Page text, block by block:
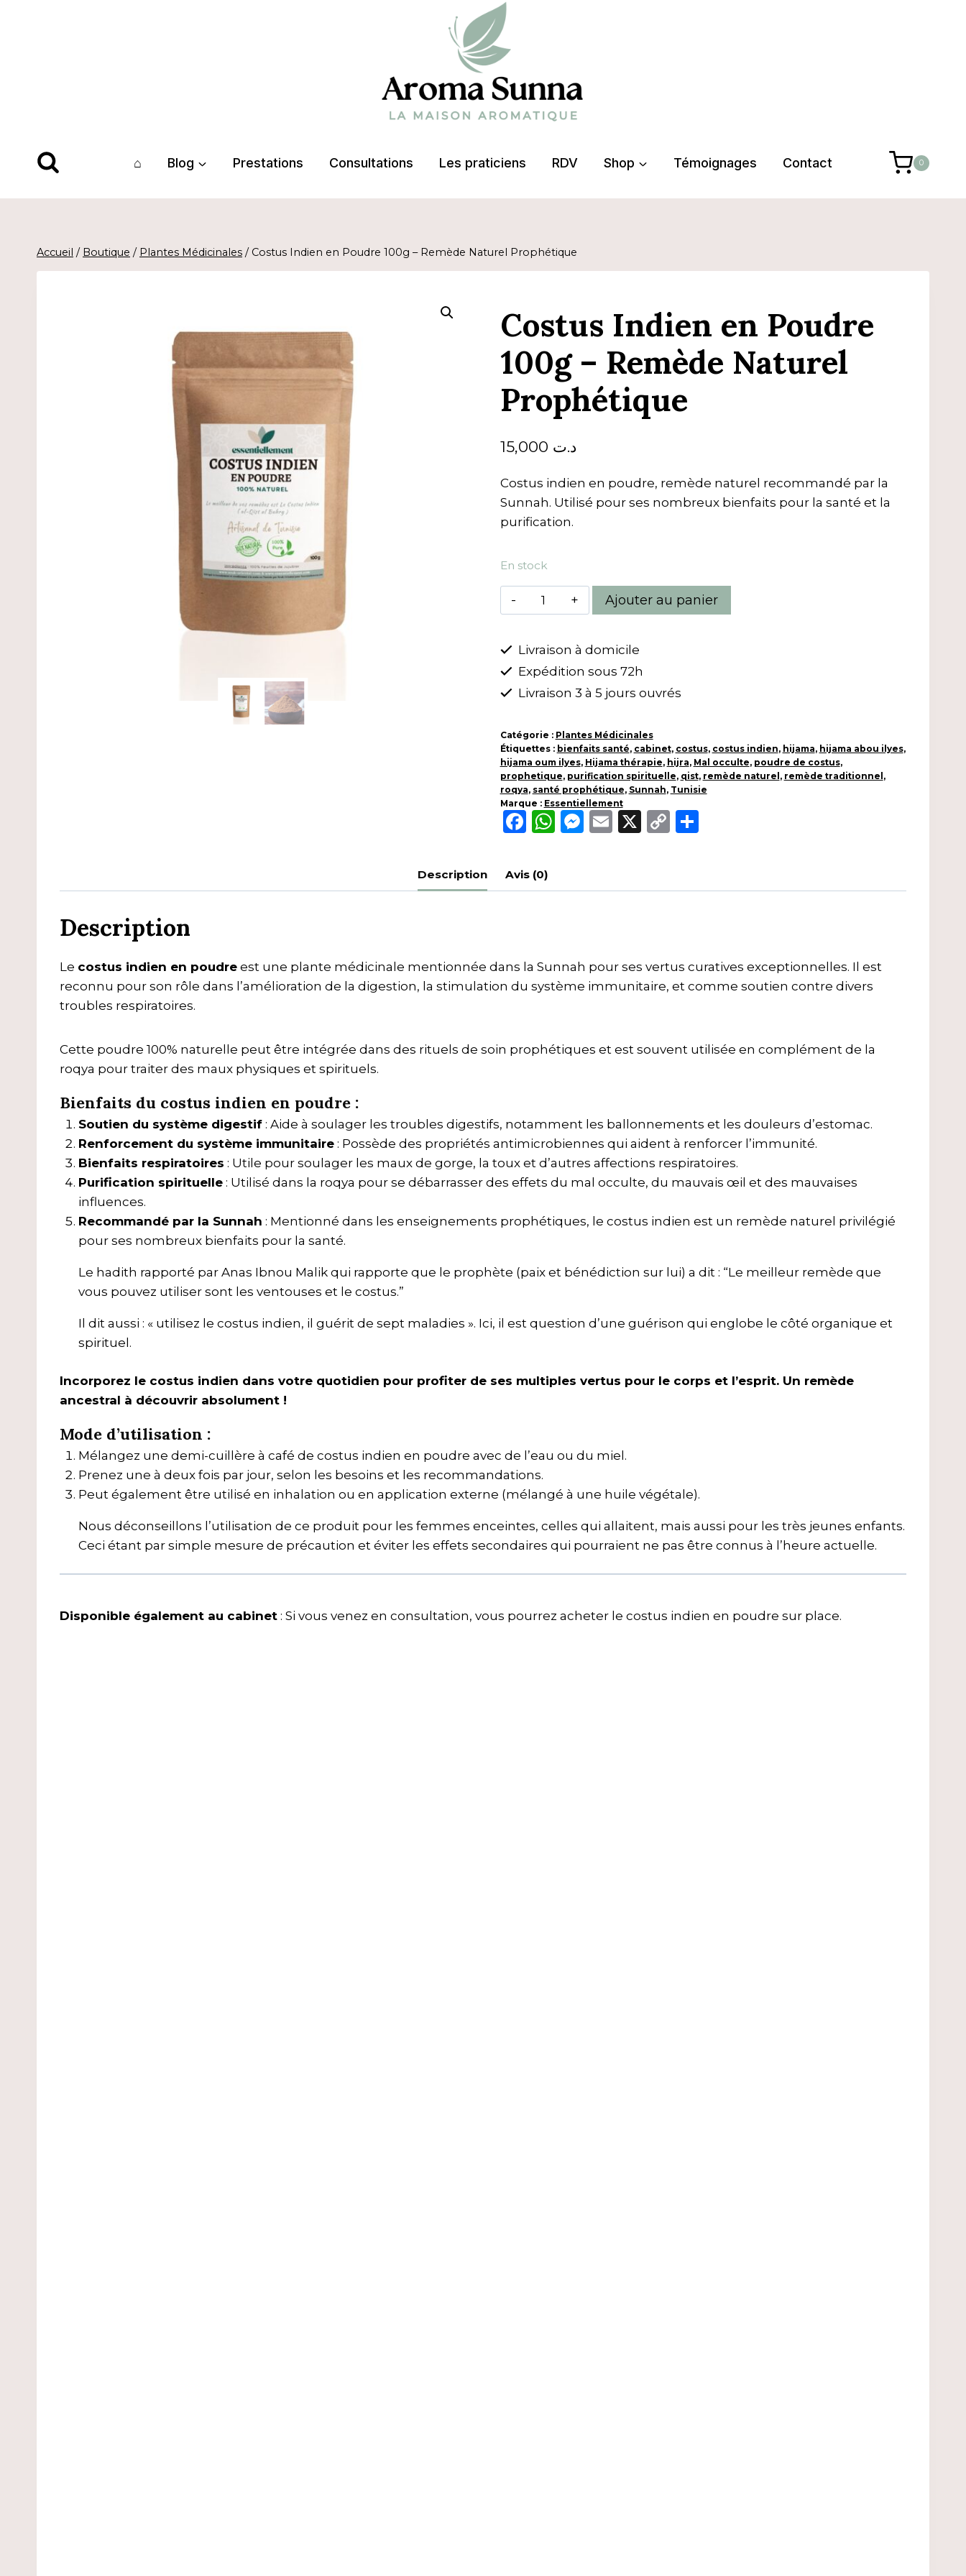
⌂ Blog Prestations Consultations Les praticiens RDV Shop Témoignages Contact 0
Accueil / Boutique / Plantes Médicinales / Costus Indien en Poudre 100g – Remède Naturel Prophétique
Costus Indien en Poudre
100g – Remède Naturel
Prophétique
د.ت
Costus indien en poudre, remède naturel recommandé par la
Sunnah. Utilisé pour ses nombreux bienfaits pour la santé et la
purification.
En stock
quantité
de
Indien
en
Poudre
-
Remède
Naturel
Prophétique
Ajouter au panier
Livraison à domicile
Expédition sous 72h
Livraison 3 à 5 jours ouvrés
Catégorie : Plantes Médicinales
Étiquettes : bienfaits santé, cabinet, costus, costus indien, hijama, hijama abou ilyes,
hijama oum ilyes, Hijama thérapie, hijra, Mal occulte, poudre de costus,
prophetique, purification spirituelle, qist, remède naturel, remède traditionnel,
roqya, santé prophétique, Sunnah, Tunisie
Marque : Essentiellement
Facebook
WhatsApp
Messenger
Email
X CopyPartager
Description Avis (0)
Description
Le costus indien en poudre est une plante médicinale mentionnée dans la Sunnah pour ses vertus curatives exceptionnelles. Il est
reconnu pour son rôle dans l’amélioration de la digestion, la stimulation du système immunitaire, et comme soutien contre divers
troubles respiratoires.
Cette poudre 100% naturelle peut être intégrée dans des rituels de soin prophétiques et est souvent utilisée en complément de la
roqya pour traiter des maux physiques et spirituels.
Bienfaits du costus indien en poudre :
Soutien du système digestif: Aide à soulager les troubles digestifs, notamment les ballonnements et les douleurs d’estomac.
Renforcement du système immunitaire: Possède des propriétés antimicrobiennes qui aident à renforcer l’immunité.
Bienfaits respiratoires : Utile pour soulager les maux de gorge, la toux et d’autres affections respiratoires.
Purification spirituelle: Utilisé dans la roqya pour se débarrasser des effets du mal occulte, du mauvais œil et des mauvaises
influences.
Recommandé par la Sunnah : Mentionné dans les enseignements prophétiques, le costus indien est un remède naturel privilégié
pour ses nombreux bienfaits pour la santé.
Le hadith rapporté par Anas Ibnou Malik qui rapporte que le prophète (paix et bénédiction sur lui) a dit : “Le meilleur remède que
vous pouvez utiliser sont les ventouses et le costus.”
Il dit aussi : « utilisez le costus indien, il guérit de sept maladies ». Ici, il est question d’une guérison qui englobe le côté organique et
spirituel.
Incorporez le costus indien dans votre quotidien pour profiter de ses multiples vertus pour le corps et l’esprit. Un remède
ancestral à découvrir absolument !
Mode d’utilisation :
Mélangez une demi-cuillère à café de costus indien en poudre avec de l’eau ou du miel.
Prenez une à deux fois par jour, selon les besoins et les recommandations.
Peut également être utilisé en inhalation ou en application externe (mélangé à une huile végétale).
Nous déconseillons l’utilisation de ce produit pour les femmes enceintes, celles qui allaitent, mais aussi pour les très jeunes enfants.
Ceci étant par simple mesure de précaution et éviter les effets secondaires qui pourraient ne pas être connus à l’heure actuelle.
Disponible également au cabinet : Si vous venez en consultation, vous pourrez acheter le costus indien en poudre sur place.